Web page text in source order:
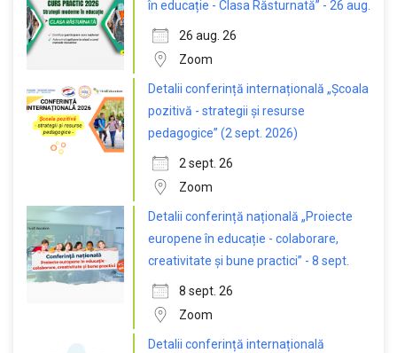
în educație - Clasa Răsturnată” - 26 aug.
26 aug. 26
Zoom
Detalii conferință internațională „Școala
pozitivă - strategii și resurse
pedagogice” (2 sept. 2026)
2 sept. 26
Zoom
Detalii conferință națională „Proiecte
europene în educație - colaborare,
creativitate și bune practici” - 8 sept.
8 sept. 26
Zoom
Detalii conferință internațională